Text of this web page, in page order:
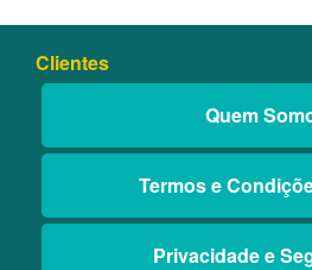
Clientes
Quem
Termos e
Privacidade e